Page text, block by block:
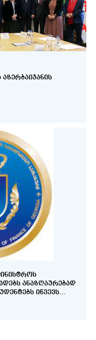
ᲐᲜᲐᲖᲦᲐᲣᲠᲔᲑᲐᲓ
ᲘᲬᲕᲔᲕᲡ